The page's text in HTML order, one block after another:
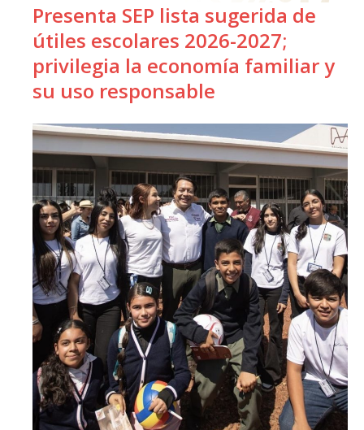
Presenta SEP lista sugerida de
útiles escolares 2026-2027;
privilegia la economía familiar y
su uso responsable